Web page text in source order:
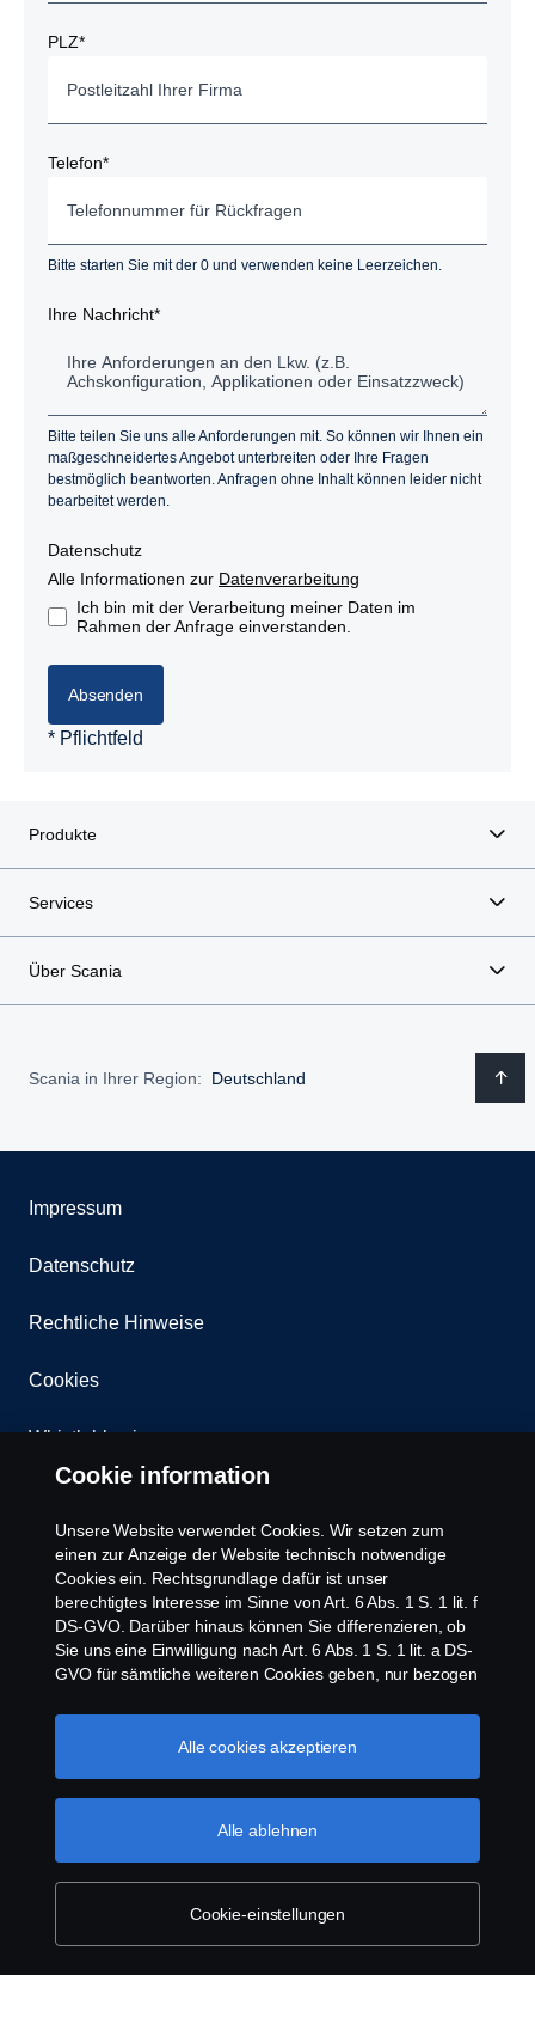
PLZ*
Telefon*
Bitte starten Sie mit der 0 und verwenden keine Leerzeichen.
Ihre Nachricht*
Bitte teilen Sie uns alle Anforderungen mit. So können wir Ihnen ein
maßgeschneidertes Angebot unterbreiten oder Ihre Fragen
bestmöglich beantworten. Anfragen ohne Inhalt können leider nicht
bearbeitet werden.
Datenschutz
Alle Informationen zur Datenverarbeitung
Ich bin mit der Verarbeitung meiner Daten im
Rahmen der Anfrage einverstanden.
Absenden
* Pflichtfeld
Produkte
Services
Über Scania
Scania in Ihrer Region: Deutschland
Impressum
Datenschutz
Rechtliche Hinweise
Cookies
Whistleblowing
Newsletter
Scania Cookie Richtlinie
Scania Deutschland GmbH, August-Horch-Straße
10, 56070 Koblenz, Tel. +49 261 897 0, Fax +49
261 897 7 203.
Cookie information
Unsere Website verwendet Cookies. Wir setzen zum
einen zur Anzeige der Website technisch notwendige
Cookies ein. Rechtsgrundlage dafür ist unser
berechtigtes Interesse im Sinne von Art. 6 Abs. 1 S. 1 lit. f
DS-GVO. Darüber hinaus können Sie differenzieren, ob
Sie uns eine Einwilligung nach Art. 6 Abs. 1 S. 1 lit. a DS-
GVO für sämtliche weiteren Cookies geben, nur bezogen
Diese Einwilligung ist freiwillig und kann jederzeit mit
Zukunftswirkung widerrufen werden. Unsere Anbieter
Angemessenheitsbeschlusses der Europäischen
Kommission im Sinne von Art. 45 Abs. 3 DS-GVO, worin
festgelegt wurde, dass in den USA ein angemessenes
Schutzniveau vorhanden ist. Informationen über uns
Cookie-einstellungen
Alle ablehnen
Alle cookies akzeptieren